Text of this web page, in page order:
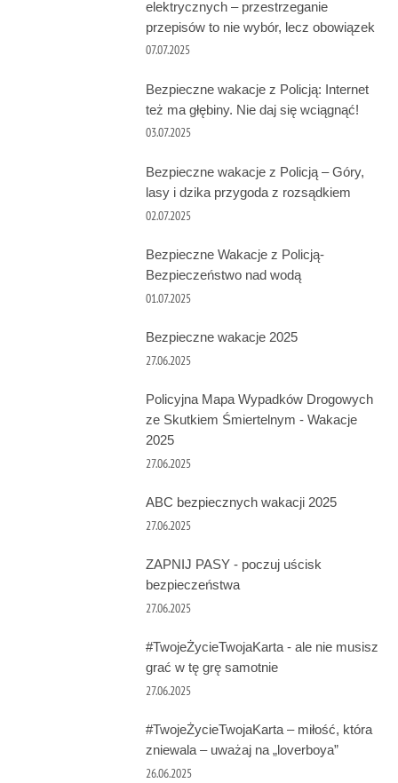
elektrycznych – przestrzeganie
przepisów to nie wybór, lecz obowiązek
07.07.2025
Bezpieczne wakacje z Policją: Internet
też ma głębiny. Nie daj się wciągnąć!
03.07.2025
Bezpieczne wakacje z Policją – Góry,
lasy i dzika przygoda z rozsądkiem
02.07.2025
Bezpieczne Wakacje z Policją-
Bezpieczeństwo nad wodą
01.07.2025
Bezpieczne wakacje 2025
27.06.2025
Policyjna Mapa Wypadków Drogowych
ze Skutkiem Śmiertelnym - Wakacje
2025
27.06.2025
ABC bezpiecznych wakacji 2025
27.06.2025
ZAPNIJ PASY - poczuj uścisk
bezpieczeństwa
27.06.2025
#TwojeŻycieTwojaKarta - ale nie musisz
grać w tę grę samotnie
27.06.2025
#TwojeŻycieTwojaKarta – miłość, która
zniewala – uważaj na „loverboya”
26.06.2025